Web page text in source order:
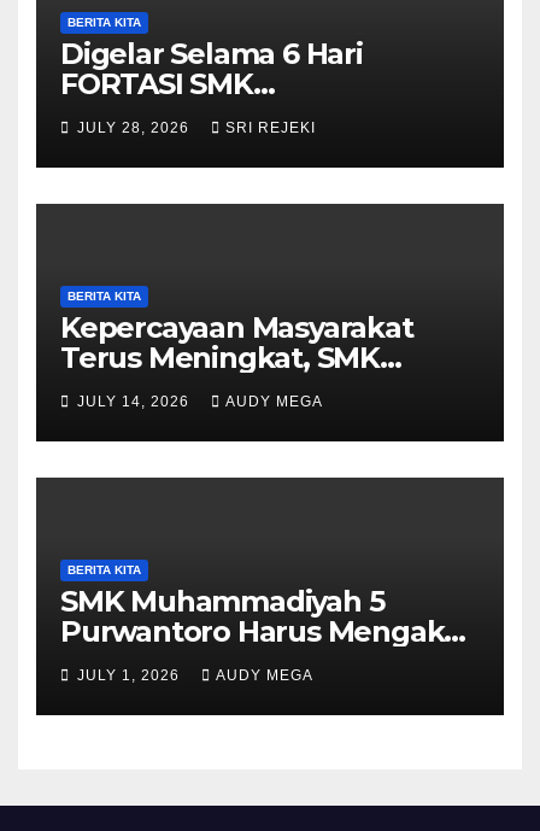
BERITA KITA
Digelar Selama 6 Hari
FORTASI SMK
Muhammadiyah 5
Purwantoro Berjalan Lancar,
Meriah, dan Penuh
Semangat
JULY 28, 2026 SRI REJEKI
BERITA KITA
Kepercayaan Masyarakat
Terus Meningkat, SMK
Muhammadiyah 5
Purwantoro Sambut 376
Peserta Didik Baru
JULY 14, 2026 AUDY MEGA
BERITA KITA
SMK Muhammadiyah 5
Purwantoro Harus Mengakui
Keunggulan Galasiswa
Slogohimo di Ajang Sinergi
Jetak (Sinje) Minisoccer 2
JULY 1, 2026 AUDY MEGA